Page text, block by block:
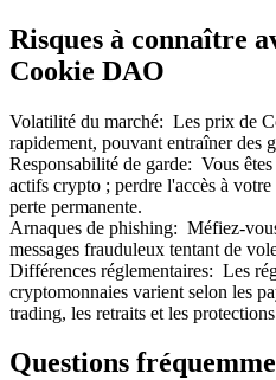
Risques à connaître
Cookie DAO
Volatilité du marché: Les prix de
rapidement, pouvant entraîner des
Responsabilité de garde: Vous
actifs crypto ; perdre l'accès à
perte permanente.
Arnaques de phishing: Méfiez-
messages frauduleux tentant de
Différences réglementaires: Les
cryptomonnaies varient selon les
trading, les retraits et les
Questions